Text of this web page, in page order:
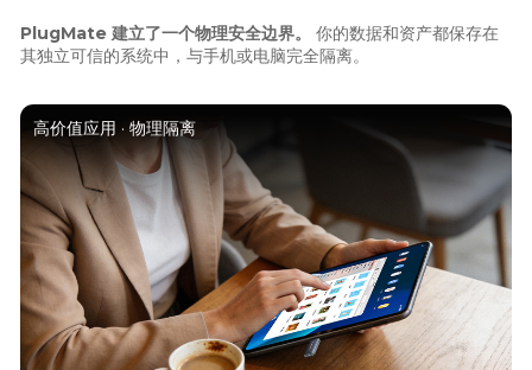
PlugMate 建立了一个物理安全边界。
你的数据和资产都保存在
其独立可信的系统中，与手机或电脑完全隔离。
高价值应用 · 物理隔离